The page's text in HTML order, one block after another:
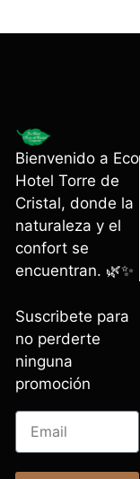
Bienvenido a Eco
Hotel Torre de
Cristal, donde la
naturaleza y el
confort se
encuentran. 🌿✨
Suscribete para
no perderte
ninguna
promoción